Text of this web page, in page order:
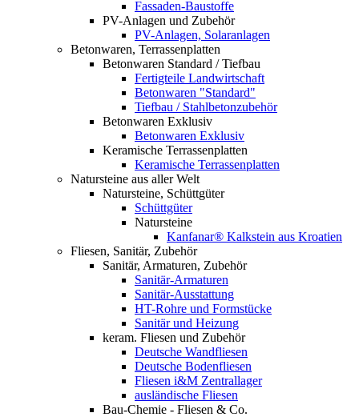
Fassaden-Baustoffe
PV-Anlagen und Zubehör
PV-Anlagen, Solaranlagen
Betonwaren, Terrassenplatten
Betonwaren Standard / Tiefbau
Fertigteile Landwirtschaft
Betonwaren "Standard"
Tiefbau / Stahlbetonzubehör
Betonwaren Exklusiv
Betonwaren Exklusiv
Keramische Terrassenplatten
Keramische Terrassenplatten
Natursteine aus aller Welt
Natursteine, Schüttgüter
Schüttgüter
Natursteine
Kanfanar® Kalkstein aus Kroatien
Fliesen, Sanitär, Zubehör
Sanitär, Armaturen, Zubehör
Sanitär-Armaturen
Sanitär-Ausstattung
HT-Rohre und Formstücke
Sanitär und Heizung
keram. Fliesen und Zubehör
Deutsche Wandfliesen
Deutsche Bodenfliesen
Fliesen i&M Zentrallager
ausländische Fliesen
Bau-Chemie - Fliesen & Co.